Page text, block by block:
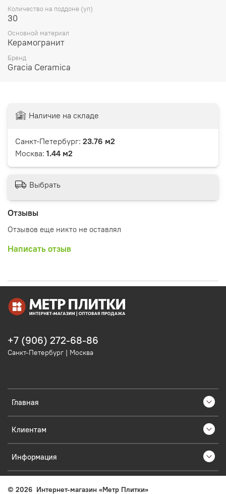
Количество на поддоне (уп)
30
Основной материал
Керамогранит
Бренд
Gracia Ceramica
Отзывы
Отзывов еще никто не оставлял
Написать отзыв
Наличие на складе
Санкт-Петербург: 23.76 м2
Москва: 1.44 м2
Выбрать
Главная
Клиентам
Информация
+7 (906) 272-68-86
Санкт-Петербург | Москва
© 2026 Интернет-магазин «Метр Плитки»